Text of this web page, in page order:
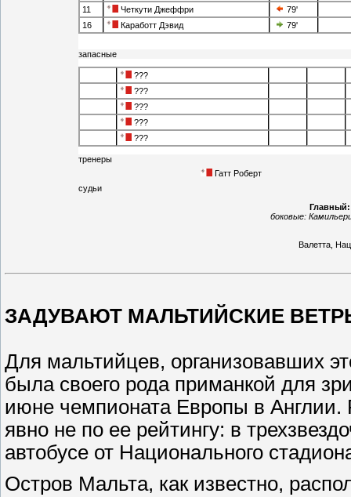
11
Четкути Джеффри
79'
16
Каработт Дэвид 79'
запасные
???
???
???
???
???
тренеры
Гатт Роберт
судьи
боковые:
Валетта,
ЗАДУВАЮТ МАЛЬТИЙСКИЕ
Для мальтийцев, организовавших
была своего рода приманкой для
июне чемпионата Европы в Англии.
явно не по ее рейтингу: в
автобусе от Национального
Остров Мальта, как известно,